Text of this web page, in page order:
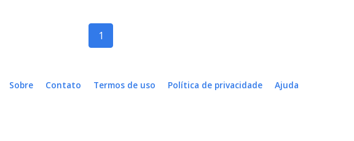
1
Sobre Contato Termos de uso Política de privacidade Ajuda